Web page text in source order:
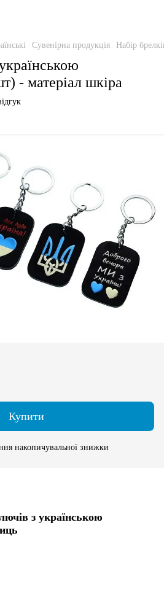
Сувенірна продукція Набір
- матеріал шкіра
Купити
накопичувальної знижки
з українською